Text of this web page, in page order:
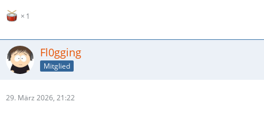
1
Fl0gging
Mitglied
29. März 2026, 21:22